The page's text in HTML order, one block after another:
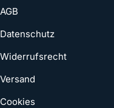
AGB
Datenschutz
Widerrufsrecht
Versand
Cookies